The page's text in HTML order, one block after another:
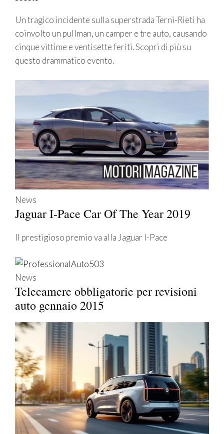
Un tragico incidente sulla superstrada Terni-Rieti ha
coinvolto un pullman, un camper e tre auto, causando
cinque vittime e ventisette feriti. Scopri di più su
questo drammatico evento.
News
Jaguar I-Pace Car Of The Year 2019
Il prestigioso premio va alla Jaguar I-Pace
News
Telecamere obbligatorie per revisioni
auto gennaio 2015